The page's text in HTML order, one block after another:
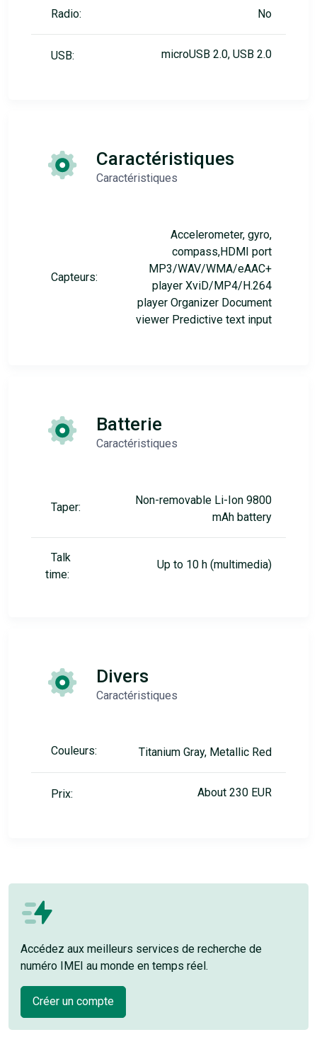
Radio: No
USB: microUSB 2.0, USB 2.0
Caractéristiques
Caractéristiques
Capteurs:
Accelerometer, gyro,
compass,HDMI port
MP3/WAV/WMA/eAAC+
player XviD/MP4/H.264
player Organizer Document
viewer Predictive text input
Batterie
Caractéristiques
Taper:
Non-removable Li-Ion 9800
mAh battery
Talk
time:
Up to 10 h (multimedia)
Divers
Caractéristiques
Couleurs: Titanium Gray, Metallic Red
Prix: About 230 EUR
Accédez aux meilleurs services de recherche de
numéro IMEI au monde en temps réel.
Créer un compte